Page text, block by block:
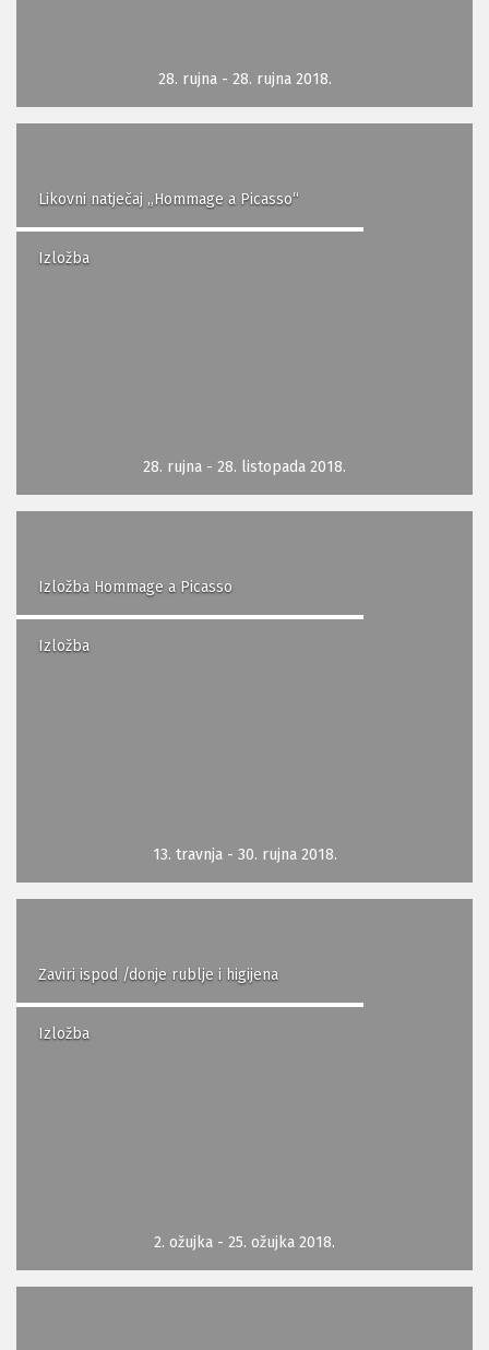
28. rujna - 28. rujna 2018.
Likovni natječaj „Hommage a Picasso“
Izložba
28. rujna - 28. listopada 2018.
Izložba Hommage a Picasso
Izložba
13. travnja - 30. rujna 2018.
Zaviri ispod /donje rublje i higijena
Izložba
2. ožujka - 25. ožujka 2018.